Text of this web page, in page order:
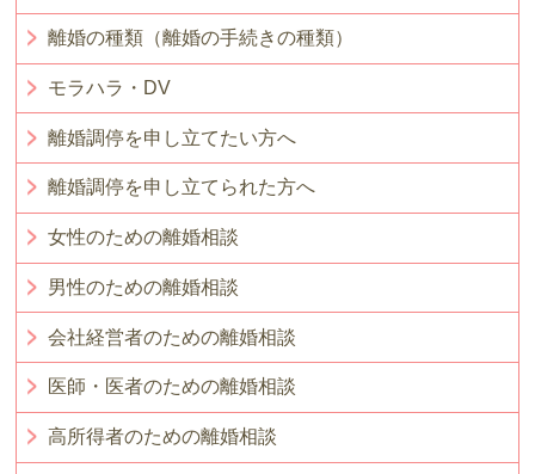
離婚の種類（離婚の手続きの種類）
モラハラ・DV
離婚調停を申し立てたい方へ
離婚調停を申し立てられた方へ
女性のための離婚相談
男性のための離婚相談
会社経営者のための離婚相談
医師・医者のための離婚相談
高所得者のための離婚相談